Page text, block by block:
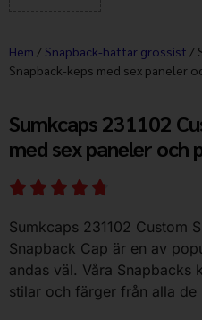
Hem / Snapback-hattar grossist /
Snapback-keps med sex paneler
Sumkcaps 231102
med sex paneler
Sumkcaps 231102 Custom
Snapback Cap är en av
andas väl. Våra Snapbacks
stilar och färger från alla de